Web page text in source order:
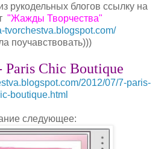
рукодельных блогов ссылку на
"Жажды Творчества"
tvorchestva.blogspot.com/
поучавствовать)))
Chic Boutique
2012/07/7-paris-
boutique.html
следующее: